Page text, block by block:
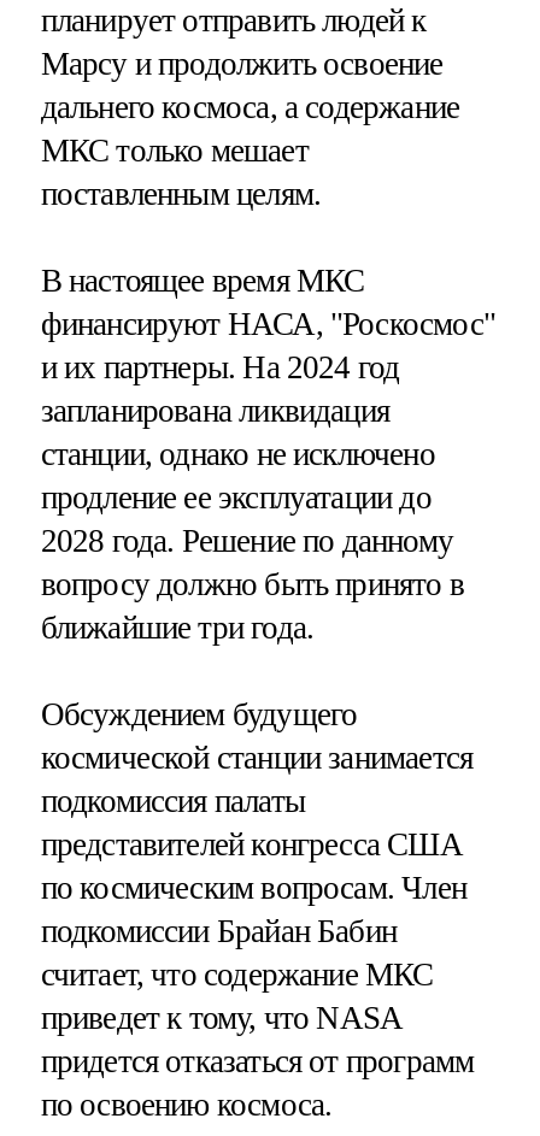
планирует отправить людей к
Марсу и продолжить освоение
дальнего космоса, а содержание
МКС только мешает
поставленным целям.
В настоящее время МКС
финансируют НАСА, "Роскосмос"
и их партнеры. На 2024 год
запланирована ликвидация
станции, однако не исключено
продление ее эксплуатации до
2028 года. Решение по данному
вопросу должно быть принято в
ближайшие три года.
Обсуждением будущего
космической станции занимается
подкомиссия палаты
представителей конгресса США
по космическим вопросам. Член
подкомиссии Брайан Бабин
считает, что содержание МКС
приведет к тому, что NASA
придется отказаться от программ
по освоению космоса.